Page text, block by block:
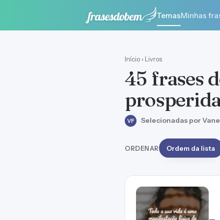
TemasMinhas
Início › Livros
45 frases
VF Selecionadas por
ORDENAR Ordem da lista